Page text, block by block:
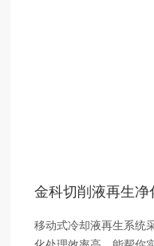
金科切削液再生
移动式冷却液再生系统